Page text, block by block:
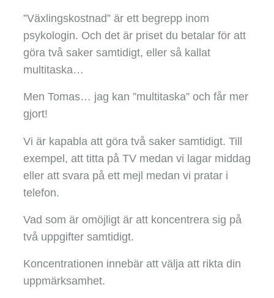
”Växlingskostnad” är ett begrepp inom
psykologin. Och det är priset du betalar för att
göra två saker samtidigt, eller så kallat
multitaska…
Men Tomas… jag kan ”multitaska” och får mer
gjort!
Vi är kapabla att göra två saker samtidigt. Till
exempel, att titta på TV medan vi lagar middag
eller att svara på ett mejl medan vi pratar i
telefon.
Vad som är omöjligt är att koncentrera sig på
två uppgifter samtidigt.
Koncentrationen innebär att välja att rikta din
uppmärksamhet.